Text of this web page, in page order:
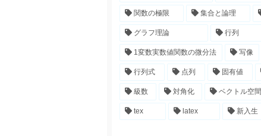
関数の極限 集合と論理
グラフ理論 行列
1変数実数値関数の微分法 写像
行列式 点列 固有値
級数 対角化 ベクトル空間
tex latex 新入生